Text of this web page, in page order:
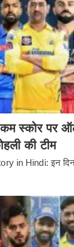
स्कोर पर
की टीम
in Hindi: इन